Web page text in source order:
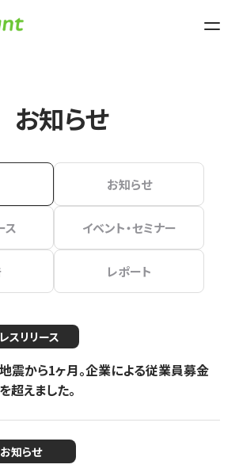
お知らせ
お知らせ
ス イベント・セミナー
レポート
スリリース
震から1ヶ月。企業による従業員募金
えました。
お知らせ